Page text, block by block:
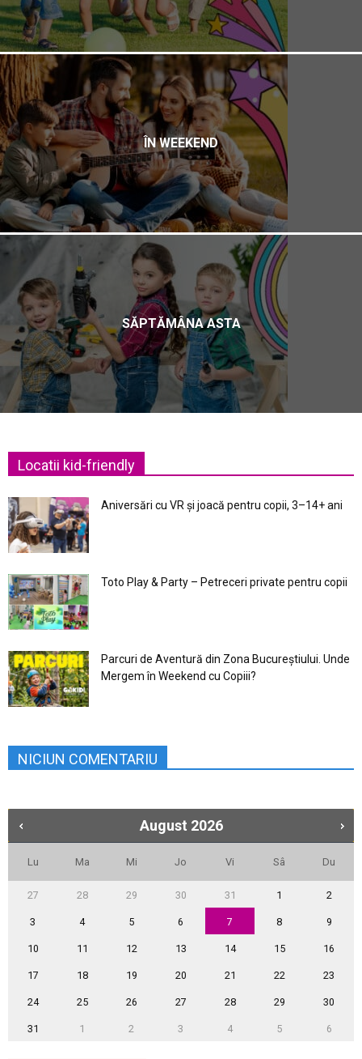
ÎN WEEKEND
SĂPTĂMÂNA ASTA
Locatii kid-friendly
Aniversări cu VR și joacă pentru copii, 3–14+ ani
Toto Play & Party – Petreceri private pentru copii
Parcuri de Aventură din Zona Bucureştiului. Unde
Mergem în Weekend cu Copiii?
NICIUN COMENTARIU
August 2026
Lu Ma Mi Jo Vi Sâ Du
27 28 29 30 31 1 2
3 4 5 6 7 8 9
10 11 12 13 14 15 16
17 18 19 20 21 22 23
24 25 26 27 28 29 30
31 1 2 3 4 5 6